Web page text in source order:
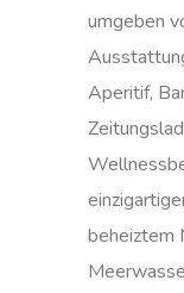
umgeben
Aperitif,
beheiztem